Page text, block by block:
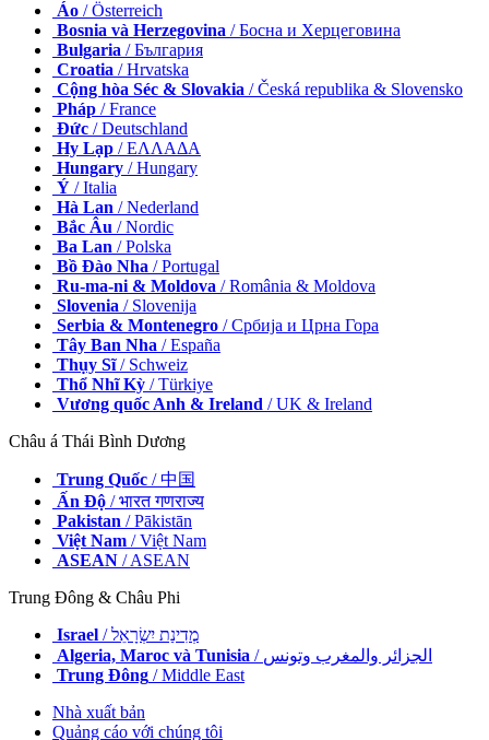
Áo / Österreich
Bosnia và Herzegovina / Босна и Херцеговина
Bulgaria / България
Croatia / Hrvatska
Cộng hòa Séc & Slovakia / Česká republika & Slovensko
Pháp / France
Đức / Deutschland
Hy Lạp / ΕΛΛΑΔΑ
Hungary / Hungary
Ý / Italia
Hà Lan / Nederland
Bắc Âu / Nordic
Ba Lan / Polska
Bồ Đào Nha / Portugal
Ru-ma-ni & Moldova / România & Moldova
Slovenia / Slovenija
Serbia & Montenegro / Србија и Црна Гора
Tây Ban Nha / España
Thụy Sĩ/ Schweiz
Thổ Nhĩ Kỳ / Türkiye
Vương quốc Anh & Ireland / UK & Ireland
Châu á Thái Bình Dương
Trung Quốc / 中国
Ấn Độ / भारत गणराज्य
Pakistan / Pākistān
Việt Nam / Việt Nam
ASEAN / ASEAN
Trung Đông & Châu Phi
Israel
/ מְדִינַת יִשְׂרָאֵל
Algeria, Maroc và Tunisia
/ الجزائر والمغرب وتونس
Trung Đông / Middle East
Nhà xuất bản
Quảng cáo với chúng tôi